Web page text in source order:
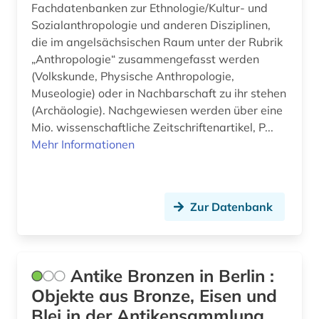
göttingen (1)
halle (saale) (1)
hamburg (2)
handschrift (2)
hellenismus (1)
hethitisch (1)
Fachdatenbanken zur Ethnologie/Kultur- und
Sozialanthropologie und anderen Disziplinen,
die im angelsächsischen Raum unter der Rubrik
„Anthropologie“ zusammengefasst werden
(Volkskunde, Physische Anthropologie,
Museologie) oder in Nachbarschaft zu ihr stehen
(Archäologie). Nachgewiesen werden über eine
Mio. wissenschaftliche Zeitschriftenartikel, P...
Mehr Informationen
Zur Datenbank
Antike Bronzen in Berlin :
Objekte aus Bronze, Eisen und